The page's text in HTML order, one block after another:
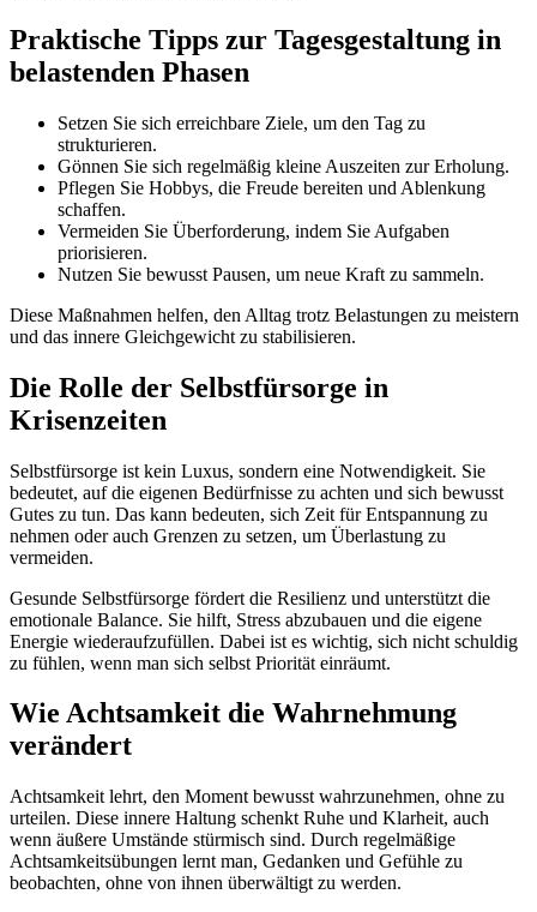
Praktische Tipps zur Tagesgestaltung in
belastenden Phasen
Setzen Sie sich erreichbare Ziele, um den Tag zu
strukturieren.
Gönnen Sie sich regelmäßig kleine Auszeiten zur Erholung.
Pflegen Sie Hobbys, die Freude bereiten und Ablenkung
schaffen.
Vermeiden Sie Überforderung, indem Sie Aufgaben
priorisieren.
Nutzen Sie bewusst Pausen, um neue Kraft zu sammeln.
Diese Maßnahmen helfen, den Alltag trotz Belastungen zu meistern
und das innere Gleichgewicht zu stabilisieren.
Die Rolle der Selbstfürsorge in
Krisenzeiten
Selbstfürsorge ist kein Luxus, sondern eine Notwendigkeit. Sie
bedeutet, auf die eigenen Bedürfnisse zu achten und sich bewusst
Gutes zu tun. Das kann bedeuten, sich Zeit für Entspannung zu
nehmen oder auch Grenzen zu setzen, um Überlastung zu
vermeiden.
Gesunde Selbstfürsorge fördert die Resilienz und unterstützt die
emotionale Balance. Sie hilft, Stress abzubauen und die eigene
Energie wiederaufzufüllen. Dabei ist es wichtig, sich nicht schuldig
zu fühlen, wenn man sich selbst Priorität einräumt.
Wie Achtsamkeit die Wahrnehmung
verändert
Achtsamkeit lehrt, den Moment bewusst wahrzunehmen, ohne zu
urteilen. Diese innere Haltung schenkt Ruhe und Klarheit, auch
wenn äußere Umstände stürmisch sind. Durch regelmäßige
Achtsamkeitsübungen lernt man, Gedanken und Gefühle zu
beobachten, ohne von ihnen überwältigt zu werden.